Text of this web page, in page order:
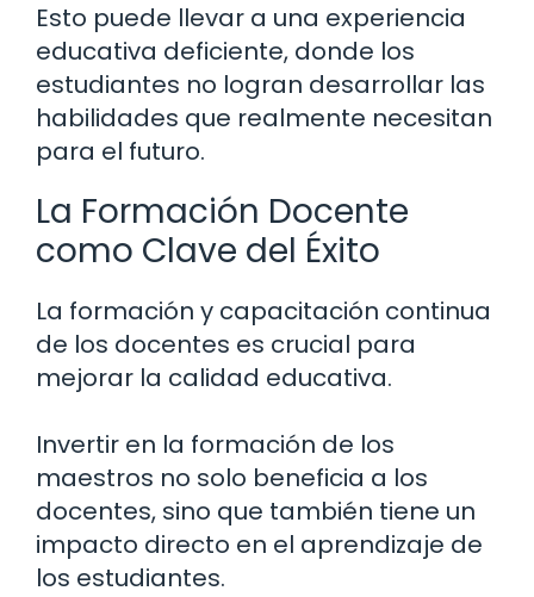
Esto puede llevar a una experiencia
educativa deficiente, donde los
estudiantes no logran desarrollar las
habilidades que realmente necesitan
para el futuro.
La Formación Docente
como Clave del Éxito
La formación y capacitación continua
de los docentes es crucial para
mejorar la calidad educativa.
Invertir en la formación de los
maestros no solo beneficia a los
docentes, sino que también tiene un
impacto directo en el aprendizaje de
los estudiantes.